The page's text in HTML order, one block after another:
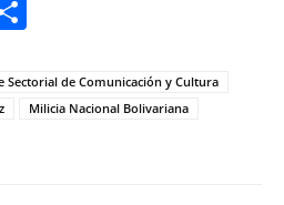
Sectorial de Comunicación y Cultura
Milicia Nacional Bolivariana